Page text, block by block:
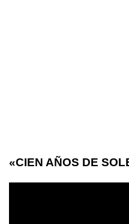
«CIEN AÑOS DE